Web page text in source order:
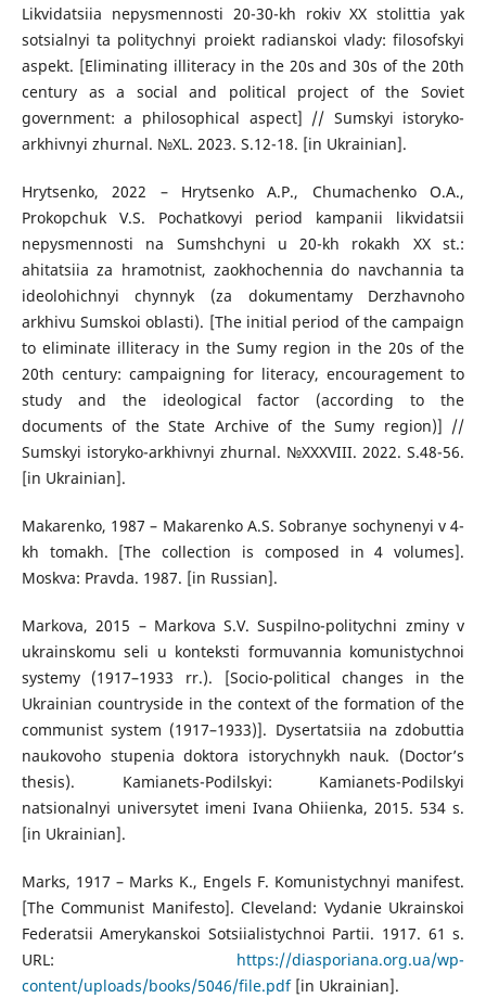
Likvidatsiia nepysmennosti 20-30-kh rokiv XX stolittia yak
sotsialnyi ta politychnyi proiekt radianskoi vlady: filosofskyi
aspekt. [Eliminating illiteracy in the 20s and 30s of the 20th
century as a social and political project of the Soviet
government: a philosophical aspect] // Sumskyi istoryko-
arkhivnyi zhurnal. №XL. 2023. S.12-18. [in Ukrainian].
Hrytsenko, 2022 – Hrytsenko A.P., Chumachenko O.A.,
Prokopchuk V.S. Pochatkovyi period kampanii likvidatsii
nepysmennosti na Sumshchyni u 20-kh rokakh XX st.:
ahitatsiia za hramotnist, zaokhochennia do navchannia ta
ideolohichnyi chynnyk (za dokumentamy Derzhavnoho
arkhivu Sumskoi oblasti). [The initial period of the campaign
to eliminate illiteracy in the Sumy region in the 20s of the
20th century: campaigning for literacy, encouragement to
study and the ideological factor (according to the
documents of the State Archive of the Sumy region)] //
Sumskyi istoryko-arkhivnyi zhurnal. №XXXVIII. 2022. S.48-56.
[in Ukrainian].
Makarenko, 1987 – Makarenko A.S. Sobranye sochynenyi v 4-
kh tomakh. [The collection is composed in 4 volumes].
Moskva: Pravda. 1987. [in Russian].
Markova, 2015 – Markova S.V. Suspilno-politychni zminy v
ukrainskomu seli u konteksti formuvannia komunistychnoi
systemy (1917–1933 rr.). [Socio-political changes in the
Ukrainian countryside in the context of the formation of the
communist system (1917–1933)]. Dysertatsiia na zdobuttia
naukovoho stupenia doktora istorychnykh nauk. (Doctor’s
thesis). Kamianets-Podilskyi: Kamianets-Podilskyi
natsionalnyi universytet imeni Ivana Ohiienka, 2015. 534 s.
[in Ukrainian].
Marks, 1917 – Marks K., Engels F. Komunistychnyi manifest.
[The Communist Manifesto]. Cleveland: Vydanie Ukrainskoi
Federatsii Amerykanskoi Sotsiialistychnoi Partii. 1917. 61 s.
URL: https://diasporiana.org.ua/wp-
content/uploads/books/5046/file.pdf[in Ukrainian].